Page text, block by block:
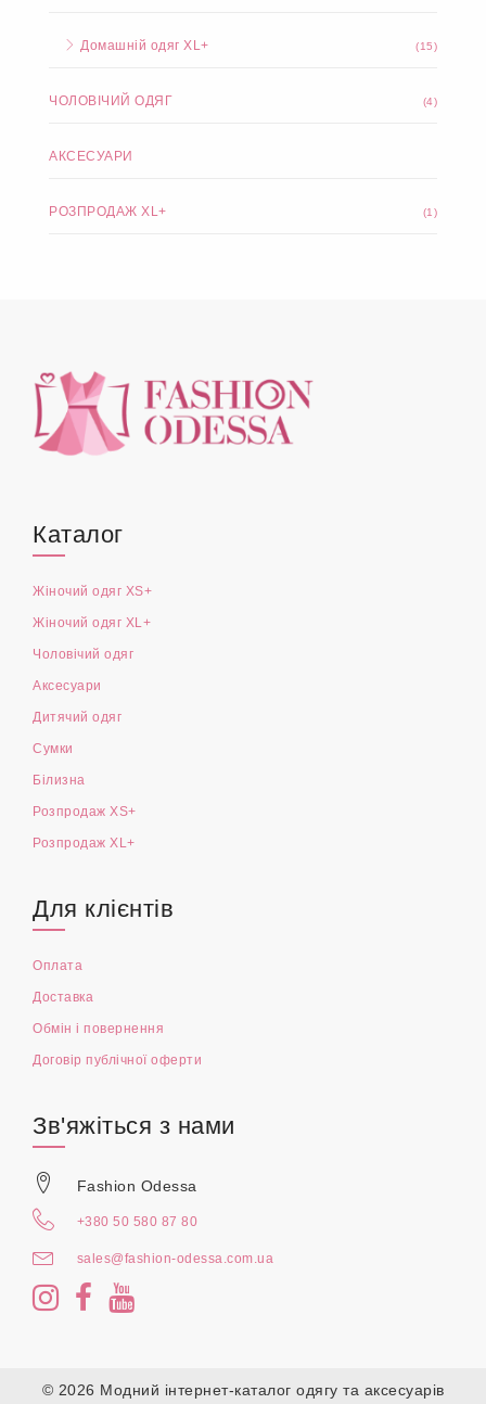
Домашній одяг XL+ (15)
ЧОЛОВІЧИЙ ОДЯГ (4)
АКСЕСУАРИ
РОЗПРОДАЖ XL+ (1)
Каталог
Жіночий одяг XS+
Жіночий одяг XL+
Чоловічий одяг
Аксесуари
Дитячий одяг
Сумки
Білизна
Розпродаж XS+
Розпродаж XL+
Для клієнтів
Оплата
Доставка
Обмін і повернення
Договір публічної оферти
Зв'яжіться з нами
Fashion Odessa
+380 50 580 87 80
sales@fashion-odessa.com.ua
© 2026 Модний інтернет-каталог одягу та аксесуарів